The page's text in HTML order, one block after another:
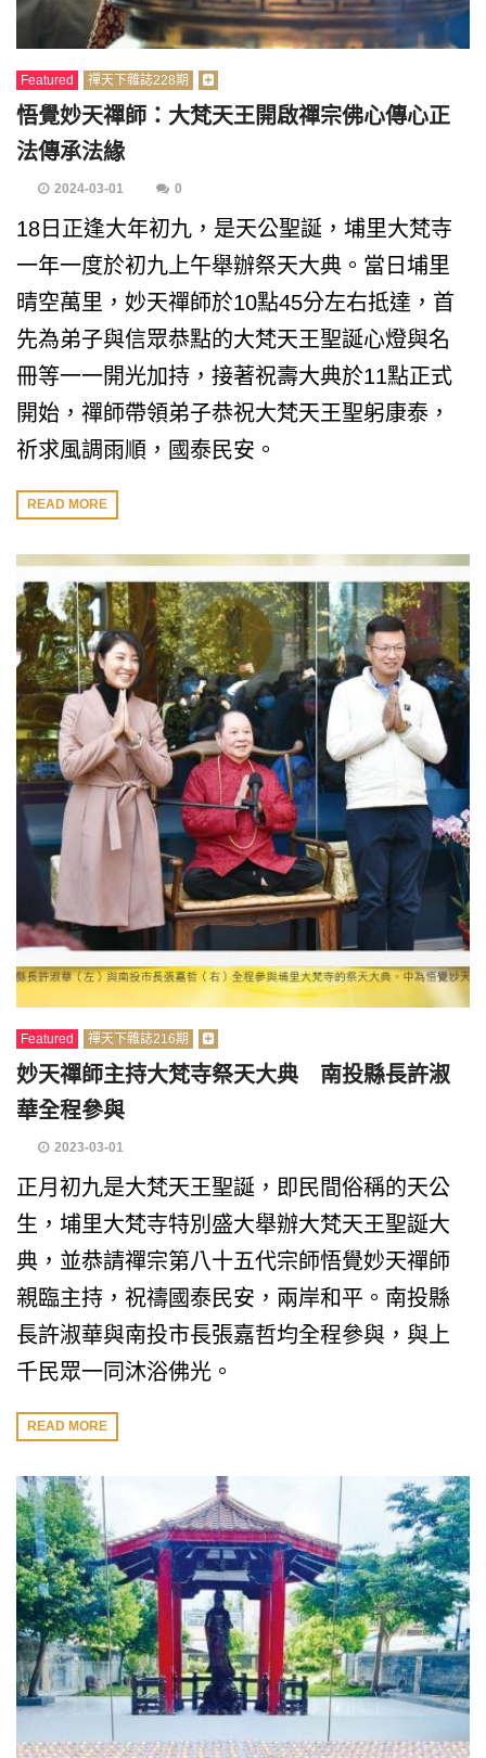
Featured 禪天下雜誌228期
悟覺妙天禪師：大梵天王開啟禪宗佛心傳心正
法傳承法緣
2024-03-01 0
18日正逢大年初九，是天公聖誕，埔里大梵寺
一年一度於初九上午舉辦祭天大典。當日埔里
晴空萬里，妙天禪師於10點45分左右抵達，首
先為弟子與信眾恭點的大梵天王聖誕心燈與名
冊等一一開光加持，接著祝壽大典於11點正式
開始，禪師帶領弟子恭祝大梵天王聖躬康泰，
祈求風調雨順，國泰民安。
READ MORE
Featured 禪天下雜誌216期
妙天禪師主持大梵寺祭天大典 南投縣長許淑
華全程參與
2023-03-01
正月初九是大梵天王聖誕，即民間俗稱的天公
生，埔里大梵寺特別盛大舉辦大梵天王聖誕大
典，並恭請禪宗第八十五代宗師悟覺妙天禪師
親臨主持，祝禱國泰民安，兩岸和平。南投縣
長許淑華與南投市長張嘉哲均全程參與，與上
千民眾一同沐浴佛光。
READ MORE